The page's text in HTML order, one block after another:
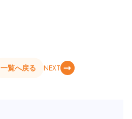
一覧へ戻る NEXT